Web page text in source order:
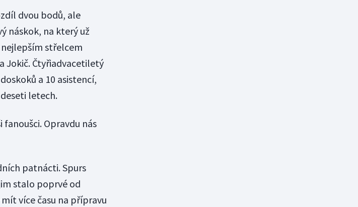
dvou bodů, ale
náskok, na který už
střelcem
Jokič. Čtyřiadvacetiletý
a 10 asistencí,
letech.
fanoušci. Opravdu nás
patnácti. Spurs
stalo poprvé od
více času na přípravu